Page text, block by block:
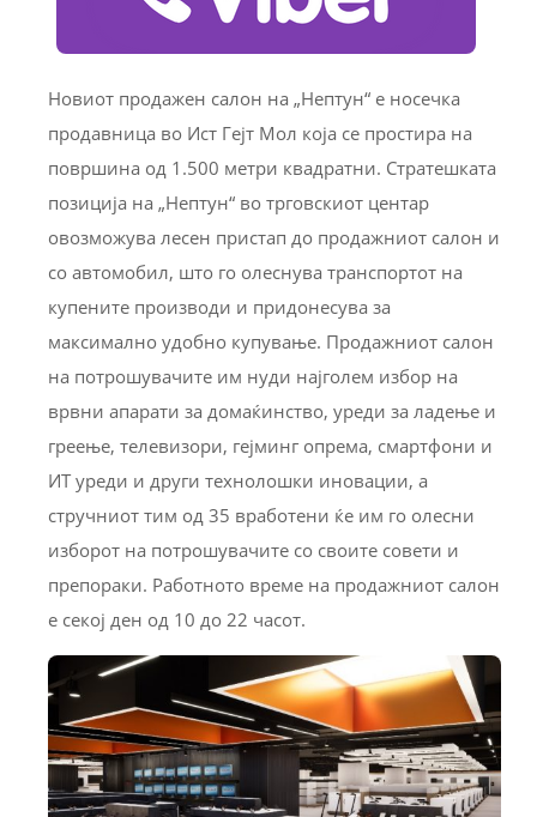
Новиот продажен салон на „Нептун“ е носечка
продавница во Ист Гејт Мол која се простира на
површина од 1.500 метри квадратни. Стратешката
позиција на „Нептун“ во трговскиот центар
овозможува лесен пристап до продажниот салон и
со автомобил, што го олеснува транспортот на
купените производи и придонесува за
максимално удобно купување. Продажниот салон
на потрошувачите им нуди најголем избор на
врвни апарати за домаќинство, уреди за ладење и
греење, телевизори, гејминг опрема, смартфони и
ИТ уреди и други технолошки иновации, а
стручниот тим од 35 вработени ќе им го олесни
изборот на потрошувачите со своите совети и
препораки. Работното време на продажниот салон
е секој ден од 10 до 22 часот.